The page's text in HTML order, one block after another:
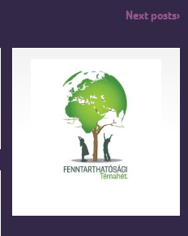
Next posts›